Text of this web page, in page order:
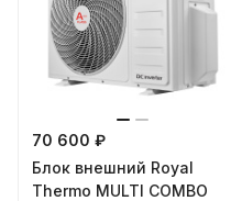
70 600 ₽
Блок внешний Royal
Thermo MULTI COMBO